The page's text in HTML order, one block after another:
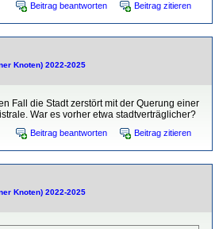
Beitrag beantworten Beitrag zitieren
Knoten) 2022-2025
Fall die Stadt zerstört mit der Querung einer
War es vorher etwa stadtverträglicher?
Beitrag beantworten Beitrag zitieren
Knoten) 2022-2025